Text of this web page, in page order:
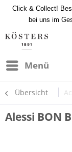
Click & Collect!
bei uns im
Menü
Übersicht
Alessi BON